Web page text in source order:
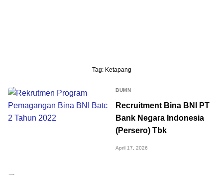
Tag: Ketapang
BUMN
Recruitment Bina BNI PT
Bank Negara Indonesia
(Persero) Tbk
April 17, 2026